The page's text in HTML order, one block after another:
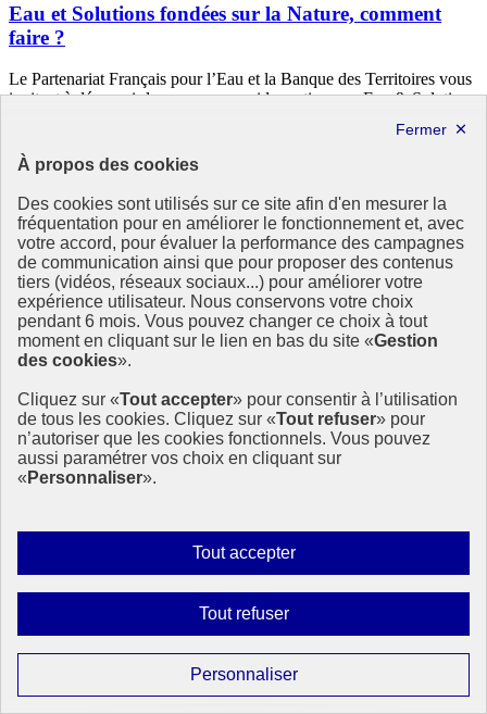
À propos des cookies
Des cookies sont utilisés sur ce site afin d'en mesurer la
fréquentation pour en améliorer le fonctionnement et, avec
votre accord, pour évaluer la performance des campagnes
de communication ainsi que pour proposer des contenus
tiers (vidéos, réseaux sociaux...) pour améliorer votre
expérience utilisateur. Nous conservons votre choix
pendant 6 mois. Vous pouvez changer ce choix à tout
moment en cliquant sur le lien en bas du site «Gestion
des cookies».
Cliquez sur «Tout accepter» pour consentir à l’utilisation
de tous les cookies. Cliquez sur «Tout refuser» pour
n’autoriser que les cookies fonctionnels. Vous pouvez
aussi paramétrer vos choix en cliquant sur
« Personnaliser».
Tout accepterAutoriser
tous
Tout refuserInterdire
tous
PersonnaliserParamétrer
les
Eau et Solutions fondées sur la Nature, comment
faire ?
Le Partenariat Français pour l’Eau et la Banque des Territoires vous
invitent à découvrir leur nouveau guide pratique : « Eau & Solutions
5 mai 2021 - En France
Page précédente